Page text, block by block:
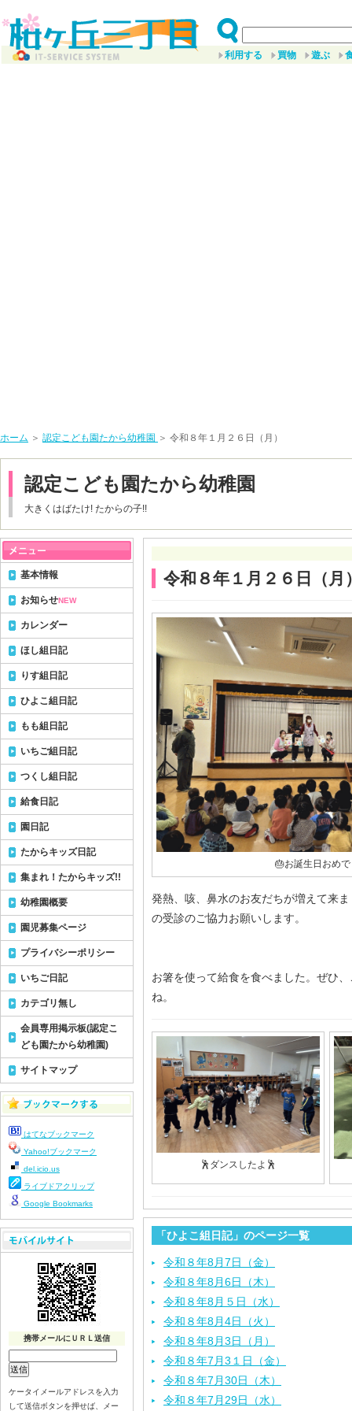
利用する 買物 遊ぶ
ホーム ＞ 認定こども園たから幼稚園 ＞ 令和８年１月２６日（月）
認定こども園たから幼稚園
大きくはばたけ! たからの子!!
令和８年１月２６日（月
🎂お誕生日おめ
発熱、咳、鼻水のお友だちが増えて来
の受診のご協力お願いします。
お箸を使って給食を食べました。ぜひ
ね。
🕺ダンスしたよ🕺
「ひよこ組日記」のページ一覧
令和８年8月7日（金）
令和８年8月6日（木）
令和８年8月５日（水）
令和８年8月4日（火）
令和８年8月3日（月）
令和８年7月3１日（金）
令和８年7月30日（木）
令和８年7月29日（水）
基本情報
お知らせNEW
カレンダー
ほし組日記
りす組日記
ひよこ組日記
もも組日記
いちご組日記
つくし組日記
給食日記
園日記
たからキッズ日記
集まれ！たからキッズ!!
幼稚園概要
園児募集ページ
プライバシーポリシー
いちご日記
カテゴリ無し
会員専用掲示板(認定こ
ども園たから幼稚園)
サイトマップ
はてなブックマーク
Yahoo!ブックマーク
del.icio.us
ライブドアクリップ
Google Bookmarks
携帯メールにＵＲＬ送信
ケータイメールアドレスを入力
して送信ボタンを押せば、メー